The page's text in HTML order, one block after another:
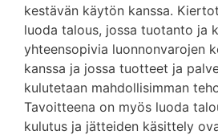
kestävän käytön kanssa.
luoda talous, jossa tuotanto ja
yhteensopivia luonnonvarojen
kanssa ja jossa tuotteet ja
kulutetaan mahdollisimman
Tavoitteena on myös luoda
kulutus ja jätteiden käsittely